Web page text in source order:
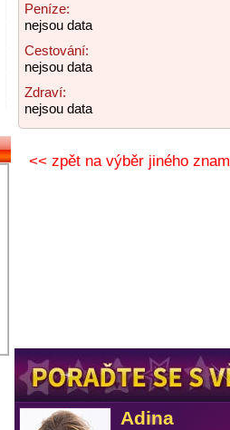
Peníze:
nejsou data
Cestování:
nejsou data
Zdraví:
nejsou data
<< zpět na výběr jiného
Adina